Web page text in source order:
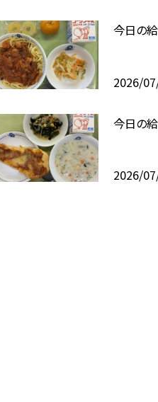
今日の給
2026/
今日の給
2026/